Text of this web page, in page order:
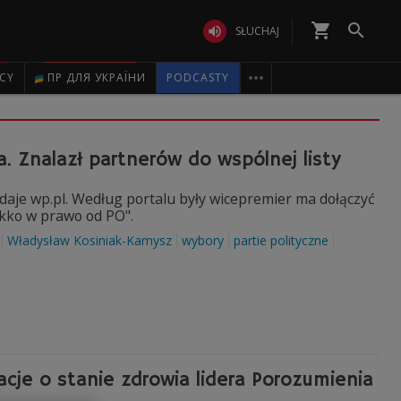
 SŁUCHAJ shopping_cart 
ПР ДЛЯ УКРАЇНИ PODCASTY 
Znalazł partnerów do wspólnej listy
wp.pl. Według portalu były wicepremier ma dołączyć
w prawo od PO".
Władysław Kosiniak-Kamysz wybory
partie polityczne
o stanie zdrowia lidera Porozumienia